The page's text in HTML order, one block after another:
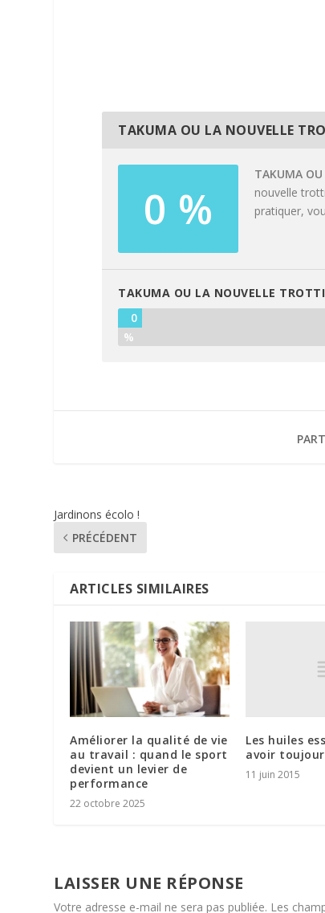
TAKUMA OU LA NOUVELLE
0 %
TAKUMA OU
nouvelle
pratiquer,
TAKUMA OU LA NOUVELLE
0
%
Jardinons écolo !
PRÉCÉDENT
ARTICLES SIMILAIRES
Améliorer la qualité de vie
au travail : quand le sport
devient un levier de
performance
22 octobre 2025
Les huiles
avoir
11 juin 2015
LAISSER UNE RÉPONSE
Votre adresse e-mail ne sera pas publiée. Les